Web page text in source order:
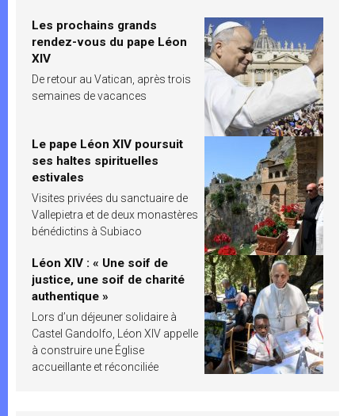
Les prochains grands
rendez-vous du pape Léon
XIV
De retour au Vatican, après trois
semaines de vacances
Le pape Léon XIV poursuit
ses haltes spirituelles
estivales
Visites privées du sanctuaire de
Vallepietra et de deux monastères
bénédictins à Subiaco
Léon XIV : « Une soif de
justice, une soif de charité
authentique »
Lors d’un déjeuner solidaire à
Castel Gandolfo, Léon XIV appelle
à construire une Église
accueillante et réconciliée